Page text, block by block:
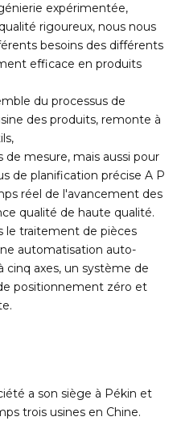
expérimentée,
rigoureux, nous nous
besoins des différents
efficace en produits
du processus de
des produits, remonte à
mesure, mais aussi pour
de planification précise A P
réel de l'avancement des
qualité de haute qualité.
le traitement de pièces
automatisation auto-
cinq axes, un système de
positionnement zéro et
a son siège à Pékin et
trois usines en Chine.